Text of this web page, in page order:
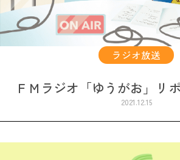
ラジオ放送
ＦＭラジオ「ゆうがお」リ
2021.12.15